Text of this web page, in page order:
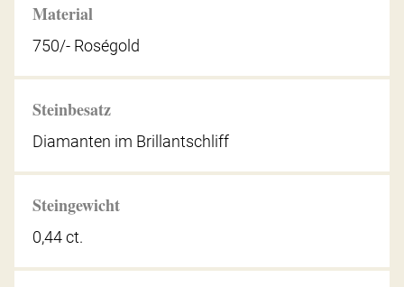
Material
750/- Roségold
Steinbesatz
Diamanten im Brillantschliff
Steingewicht
0,44 ct.